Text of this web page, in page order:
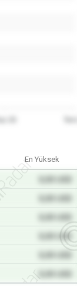
En Yüksek
0,00 USD